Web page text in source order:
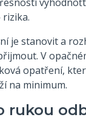
je stanovit a
V
opatření,
na minimum.
rukou